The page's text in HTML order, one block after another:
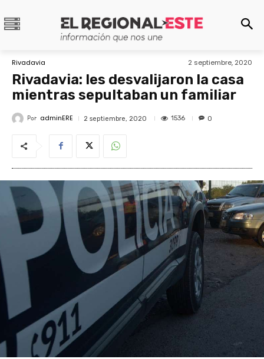
Rivadavia 2 septiembre, 2020
Rivadavia: les desvalijaron la casa
mientras sepultaban un familiar
Por adminERE 2 septiembre, 2020 1536 0